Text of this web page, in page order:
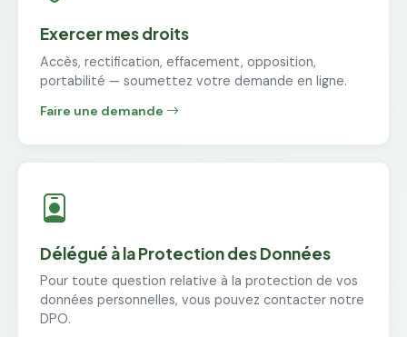
Exercer mes droits
Accès, rectification, effacement, opposition,
portabilité — soumettez votre demande en ligne.
Faire une demande
Délégué à la Protection des Données
Pour toute question relative à la protection de vos
données personnelles, vous pouvez contacter notre
DPO.